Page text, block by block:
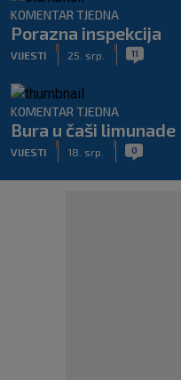
KOMENTAR TJEDNA
Porazna inspekcija
VIJESTI 25. srp. 11
KOMENTAR TJEDNA
Bura u čaši limunade
VIJESTI 18. srp. 0